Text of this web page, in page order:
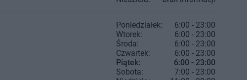
Poniedziałek:
6:00 - 23:00
Wtorek:
6:00 - 23:00
Środa:
6:00 - 23:00
Czwartek:
6:00 - 23:00
Piątek:
6:00 - 23:00
Sobota:
7:00 - 23:00